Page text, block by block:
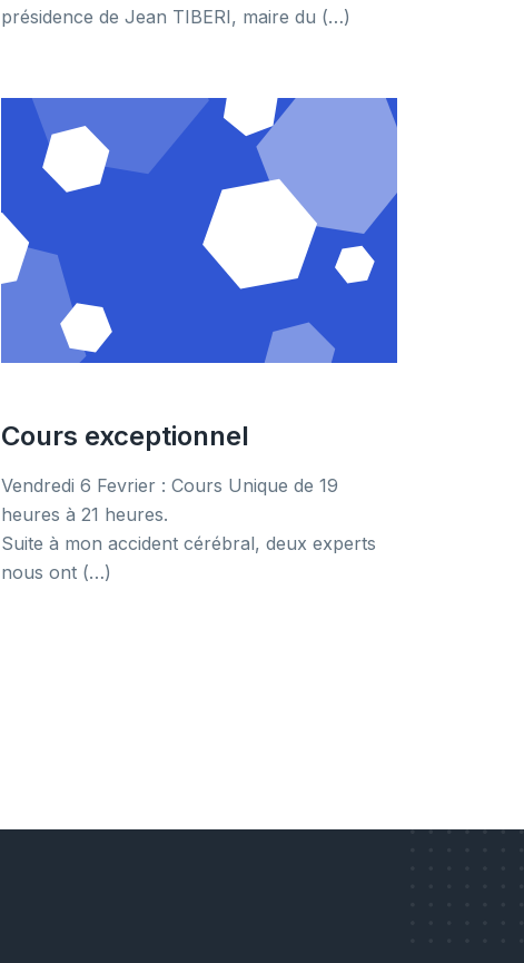
présidence de Jean TIBERI, maire du (…)
Cours exceptionnel
Vendredi 6 Fevrier : Cours Unique de 19
heures à 21 heures.
Suite à mon accident cérébral, deux experts
nous ont (…)